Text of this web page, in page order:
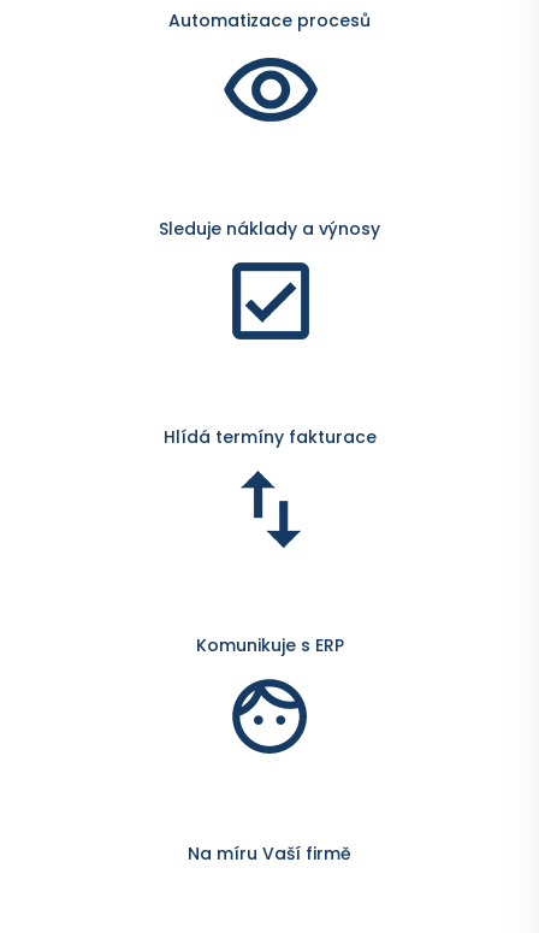
Automatizace procesů
Sleduje náklady a výnosy
Hlídá termíny fakturace
Komunikuje s ERP
Na míru Vaší firmě